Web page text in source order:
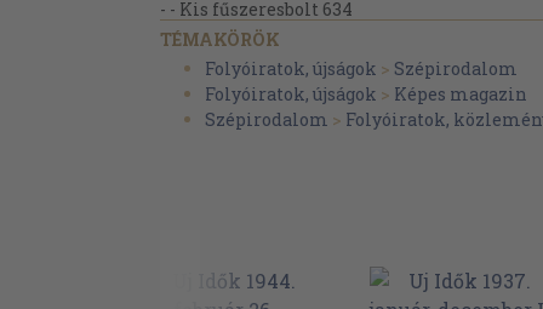
- - Kis fűszeresbolt 634
- - Renáta 39
Chadvick Charlton Vivienne: Segítség!
Csehov A. P.: Az elsőosztályú utas. (Berényi
Dánielné Lengyel Laura : Az asszony a
Dénes Gizella: Csengőszóval át a havon 693
- - Tanfolyam 426
TÉMAKÖRÖK
Folyóiratok, újságok > Szépirodalom
Folyóiratok, újságok > Képes magazin
Szépirodalom > Folyóiratok,